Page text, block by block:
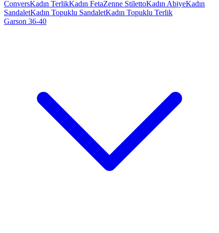
ConversKadın TerlikKadın FetaZenne StilettoKadın AbiyeKadın
SandaletKadın Topuklu SandaletKadın Topuklu Terlik
Garson 36-40